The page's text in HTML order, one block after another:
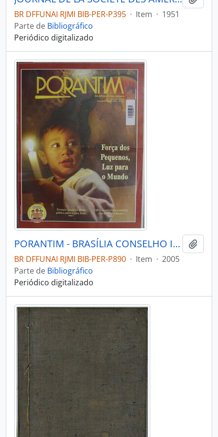
BR DFFUNAI RJMI BIB-PER-P395 · Item · 1951
Parte de Bibliográfico
Periódico digitalizado
PORANTIM - BRASÍLIA CONSELHO INDIGENISTA MISSIONÁRIO - 2005 - Nº277
BR DFFUNAI RJMI BIB-PER-P890 · Item · 2005
Parte de Bibliográfico
Periódico digitalizado